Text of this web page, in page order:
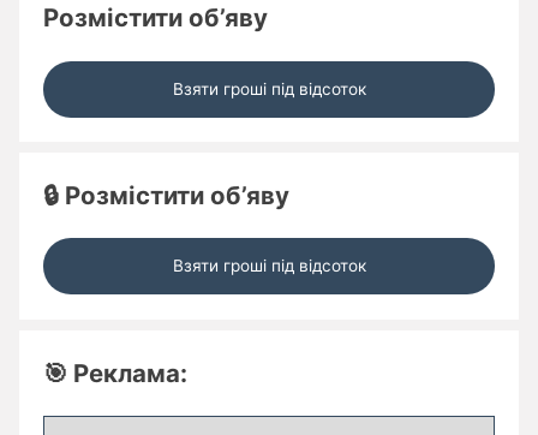
Розмістити об’яву
Взяти гроші під відсоток
🔒 Розмістити об’яву
Взяти гроші під відсоток
🎯 Реклама: